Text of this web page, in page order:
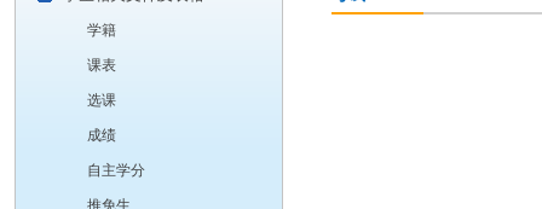
学籍
课表
选课
成绩
自主学分
推免生